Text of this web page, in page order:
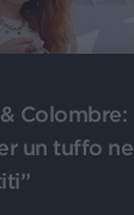
Colombre:
un tuffo